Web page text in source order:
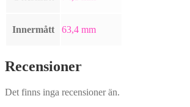
Innermått 63,4 mm
Recensioner
Det finns inga recensioner än.